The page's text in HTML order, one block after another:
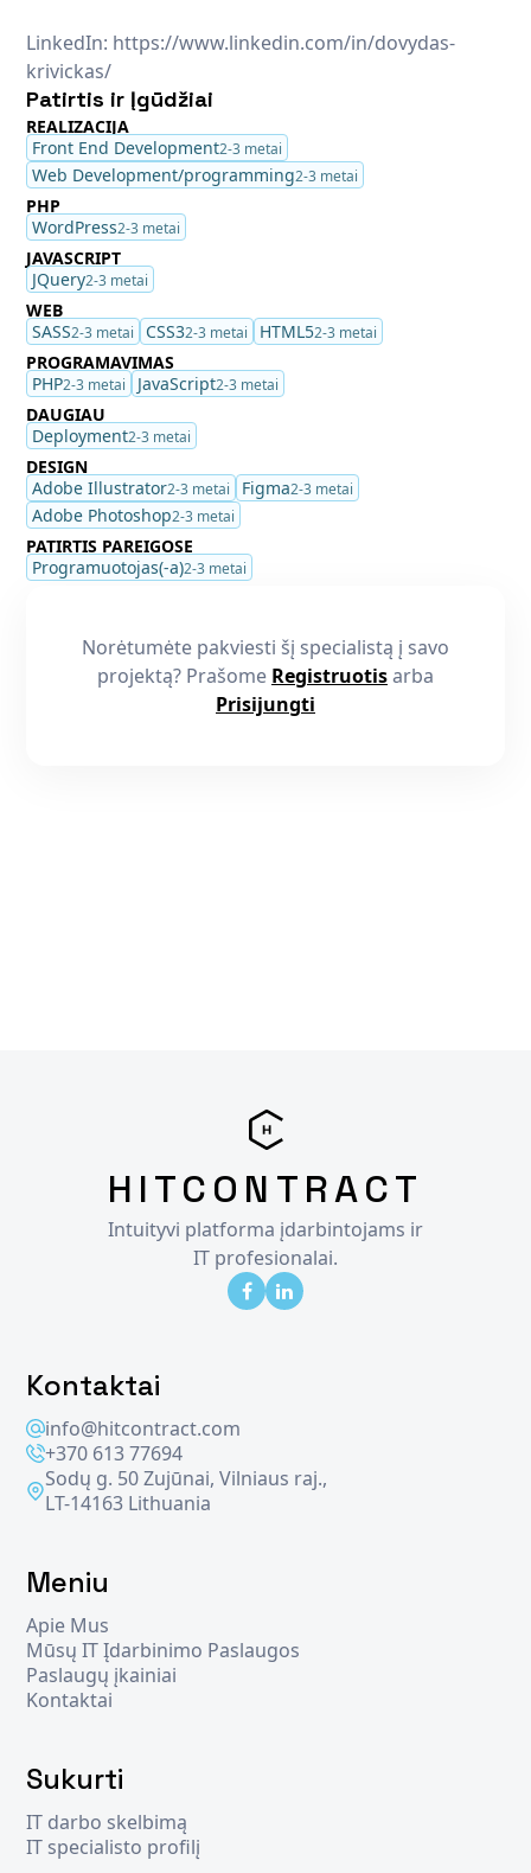
LinkedIn: https://www.linkedin.com/in/dovydas-
krivickas/
Patirtis ir Įgūdžiai
REALIZACIJA
Front End Development2-3 metai
Web Development/programming2-3 metai
PHP
WordPress2-3 metai
JAVASCRIPT
JQuery2-3 metai
WEB
SASS2-3 metai CSS32-3 metai HTML52-3 metai
PROGRAMAVIMAS
PHP2-3 metai JavaScript2-3 metai
DAUGIAU
Deployment2-3 metai
DESIGN
Adobe Illustrator2-3 metai Figma2-3 metai
Adobe Photoshop2-3 metai
PATIRTIS PAREIGOSE
Programuotojas(-a)2-3 metai
Norėtumėte pakviesti šį specialistą į savo
projektą? Prašome Registruotisarba
Prisijungti
HITCONTRACT
Intuityvi platforma įdarbintojams ir
IT profesionalai.
Kontaktai
info@hitcontract.com
+370 613 77694
Sodų g. 50 Zujūnai, Vilniaus raj.,
LT-14163 Lithuania
Meniu
Apie Mus
Mūsų IT Įdarbinimo Paslaugos
Paslaugų įkainiai
Kontaktai
Sukurti
IT darbo skelbimą
IT specialisto profilį